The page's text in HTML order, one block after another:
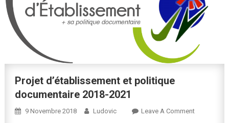
Projet d’établissement et politique
documentaire 2018-2021
9 Novembre 2018 Ludovic Leave A CommentOn